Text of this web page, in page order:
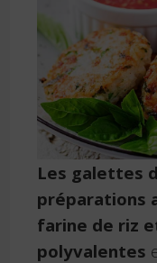
Les galettes
préparations
farine de riz
polyvalentes